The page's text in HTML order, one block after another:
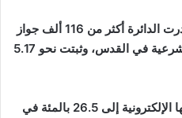
وفي إطار الخدمات المقدمة، أصدرت الدائرة أكثر من 116 ألف جواز
سفر للمقدسيين عبر المحكمة الشرعية في القدس، وثبتت نحو 5.17
كما ارتفعت نسبة استخدام خدماتها الإلكترونية إلى 26.5 بالمئة في